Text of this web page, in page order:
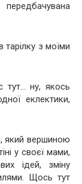
тарілку з моїми
тут… ну, якось
еклектики,
який вершиною
у своєї мами,
ідей, зміну
Щось тут